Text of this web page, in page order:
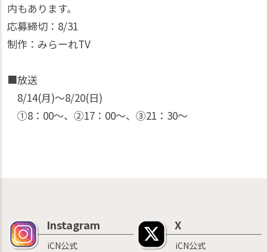
内もあります。
応募締切：8/31
制作：みらーれTV
■放送
8/14(月)～8/20(日)
①8：00～、②17：00～、③21：30～
Instagram
iCN公式
X
iCN公式